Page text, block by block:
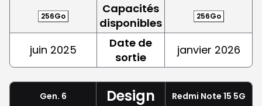
256Go
Capacités
disponibles
256Go
juin 2025
Date de
sortie
janvier 2026
Gen. 6 Design Redmi Note 15 5G